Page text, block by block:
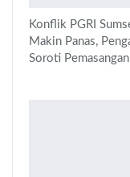
Konflik PGRI
Makin Panas,
Soroti